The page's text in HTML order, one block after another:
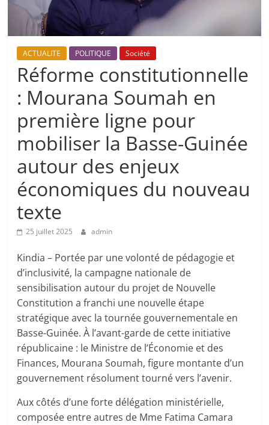
ACTUALITE POLITIQUE Société
Réforme constitutionnelle
: Mourana Soumah en
première ligne pour
mobiliser la Basse-Guinée
autour des enjeux
économiques du nouveau
texte
25 juillet 2025 admin
Kindia – Portée par une volonté de pédagogie et
d’inclusivité, la campagne nationale de
sensibilisation autour du projet de Nouvelle
Constitution a franchi une nouvelle étape
stratégique avec la tournée gouvernementale en
Basse-Guinée. À l’avant-garde de cette initiative
républicaine : le Ministre de l’Économie et des
Finances, Mourana Soumah, figure montante d’un
gouvernement résolument tourné vers l’avenir.
Aux côtés d’une forte délégation ministérielle,
composée entre autres de Mme Fatima Camara